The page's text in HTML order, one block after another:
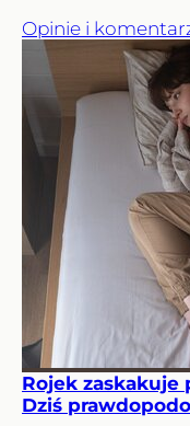
Opinie i
Rojek zaskakuje
Dziś